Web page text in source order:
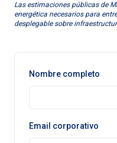
Las estimaciones públicas de
energética necesarios para
desplegable sobre
Nombre completo
Email corporativo